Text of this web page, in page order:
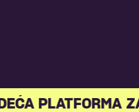
PLATFORMA